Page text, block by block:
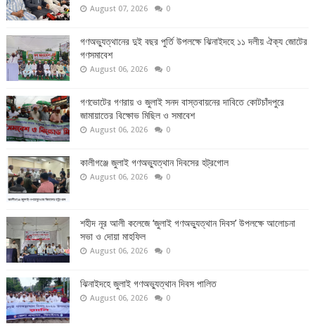
August 07, 2026 0
গণঅভ্যুত্থানের দুই বছর পুর্তি উপলক্ষে ঝিনাইদহে ১১ দলীয় ঐক্য জোটের
গণসমাবেশ
August 06, 2026 0
গণভোটের গণরায় ও জুলাই সনদ বাস্তবায়নের দাবিতে কোটচাঁদপুরে
জামায়াতের বিক্ষোভ মিছিল ও সমাবেশ
August 06, 2026 0
কালীগঞ্জে জুলাই গণঅভ্যুত্থান দিবসের হট্রগোল
August 06, 2026 0
শহীদ নূর আলী কলেজে ‘জুলাই গণঅভ্যুত্থান দিবস’ উপলক্ষে আলোচনা
সভা ও দোয়া মাহফিল
August 06, 2026 0
ঝিনাইদহে জুলাই গণঅভ্যুত্থান দিবস পালিত
August 06, 2026 0